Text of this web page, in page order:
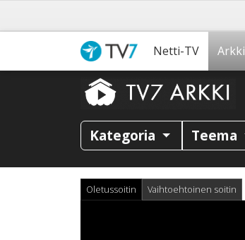
Netti-TV Arkki
Kategoria Teema
Oletussoitin Vaihtoehtoinen soitin